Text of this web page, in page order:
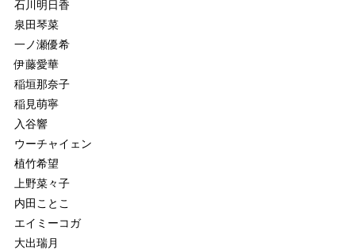
石川明日香
泉田琴菜
一ノ瀬優希
伊藤愛華
稲垣那奈子
稲見萌寧
入谷響
ウーチャイェン
植竹希望
上野菜々子
内田ことこ
エイミーコガ
大出瑞月